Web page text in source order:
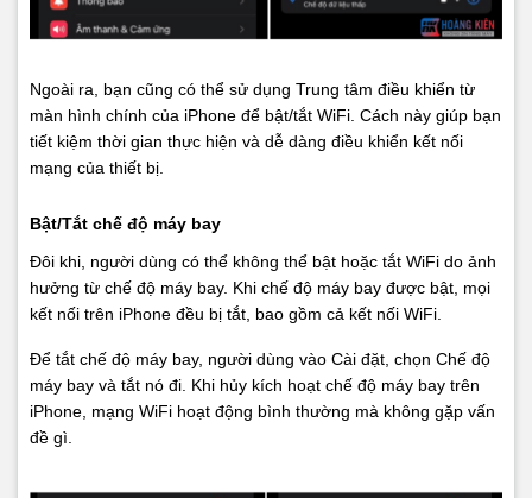
Ngoài ra, bạn cũng có thể sử dụng Trung tâm điều khiển từ
màn hình chính của iPhone để bật/tắt WiFi. Cách này giúp bạn
tiết kiệm thời gian thực hiện và dễ dàng điều khiển kết nối
mạng của thiết bị.
Bật/Tắt chế độ máy bay
Đôi khi, người dùng có thể không thể bật hoặc tắt WiFi do ảnh
hưởng từ chế độ máy bay. Khi chế độ máy bay được bật, mọi
kết nối trên iPhone đều bị tắt, bao gồm cả kết nối WiFi.
Để tắt chế độ máy bay, người dùng vào Cài đặt, chọn Chế độ
máy bay và tắt nó đi. Khi hủy kích hoạt chế độ máy bay trên
iPhone, mạng WiFi hoạt động bình thường mà không gặp vấn
đề gì.